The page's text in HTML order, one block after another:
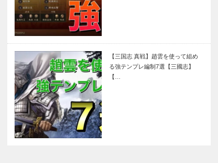
【三国志 真戦】趙雲を使って組め
る強テンプレ編制7選【三國志】
【…